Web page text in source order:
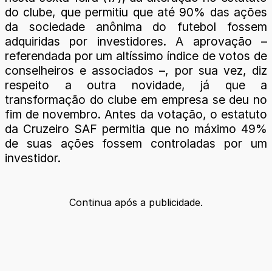
do clube, que permitiu que até 90% das ações
da sociedade anônima do futebol fossem
adquiridas por investidores. A aprovação –
referendada por um altíssimo índice de votos de
conselheiros e associados –, por sua vez, diz
respeito a outra novidade, já que a
transformação do clube em empresa se deu no
fim de novembro. Antes da votação, o estatuto
da Cruzeiro SAF permitia que no máximo 49%
de suas ações fossem controladas por um
investidor.
Continua após a publicidade.